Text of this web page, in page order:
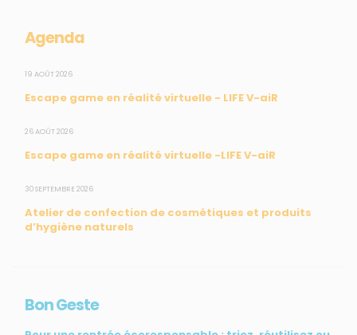
Agenda
19 AOÛT 2026
Escape game en réalité virtuelle - LIFE V-aiR
26 AOÛT 2026
Escape game en réalité virtuelle -LIFE V-aiR
30 SEPTEMBRE 2026
Atelier de confection de cosmétiques et produits
d’hygiène naturels
Bon Geste
SUIVEZ-NOUS
CONTACT
Mail : info@madininair.fr